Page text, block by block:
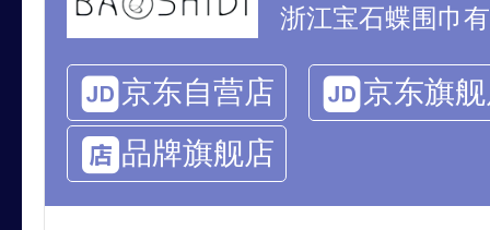
浙江宝石蝶围巾
京东自营店
京东旗
品牌旗舰店